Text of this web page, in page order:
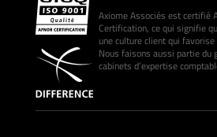
Axiome Associés est certifié
Certification, ce qui signifie
une culture client qui favorise
Nous faisons aussi partie du
cabinets d’expertise